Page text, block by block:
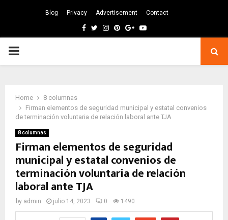
Blog Privacy Advertisement Contact
Facebook
TwitterInstagram
Pinterest
GoogleYoutube
PRIMARY
Home
8 columnas
Firman elementos de seguridad municipal y estatal convenios
de terminación voluntaria de relación laboral ante TJA
8 columnas
Firman elementos de seguridad
municipal y estatal convenios de
terminación voluntaria de relación
laboral ante TJA
by admin julio 14, 2023 0 1490